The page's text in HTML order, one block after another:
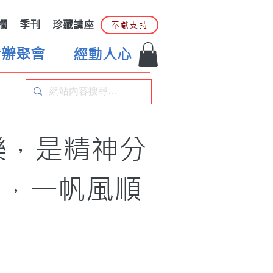
季刊 珍藏講座 奉獻支持
聚會 經動人心
是精神分
一帆風順